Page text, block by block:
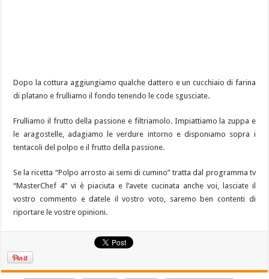
Dopo la cottura aggiungiamo qualche dattero e un cucchiaio di farina
di platano e frulliamo il fondo tenendo le code sgusciate.
Frulliamo il frutto della passione e filtriamolo. Impiattiamo la zuppa e
le aragostelle, adagiamo le verdure intorno e disponiamo sopra i
tentacoli del polpo e il frutto della passione.
Se la ricetta “Polpo arrosto ai semi di cumino” tratta dal programma tv
“MasterChef 4” vi è piaciuta e l’avete cucinata anche voi, lasciate il
vostro commento e datele il vostro voto, saremo ben contenti di
riportare le vostre opinioni.